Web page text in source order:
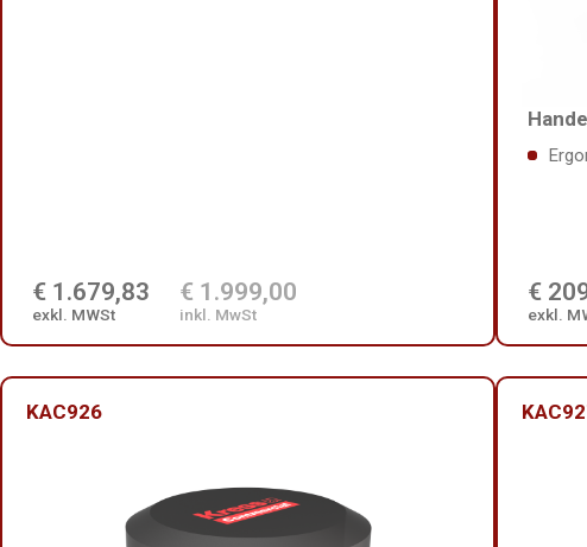
€ 1.679,83
exkl. MWSt
€ 1.999,00
inkl. MwSt
€
exkl.
KAC926